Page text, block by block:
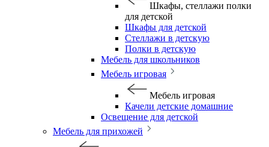
Шкафы, стеллажи полки
для детской
Шкафы для детской
Стеллажи в детскую
Полки в детскую
Мебель для школьников
Мебель игровая
Мебель игровая
Качели детские домашние
Освещение для детской
Мебель для прихожей